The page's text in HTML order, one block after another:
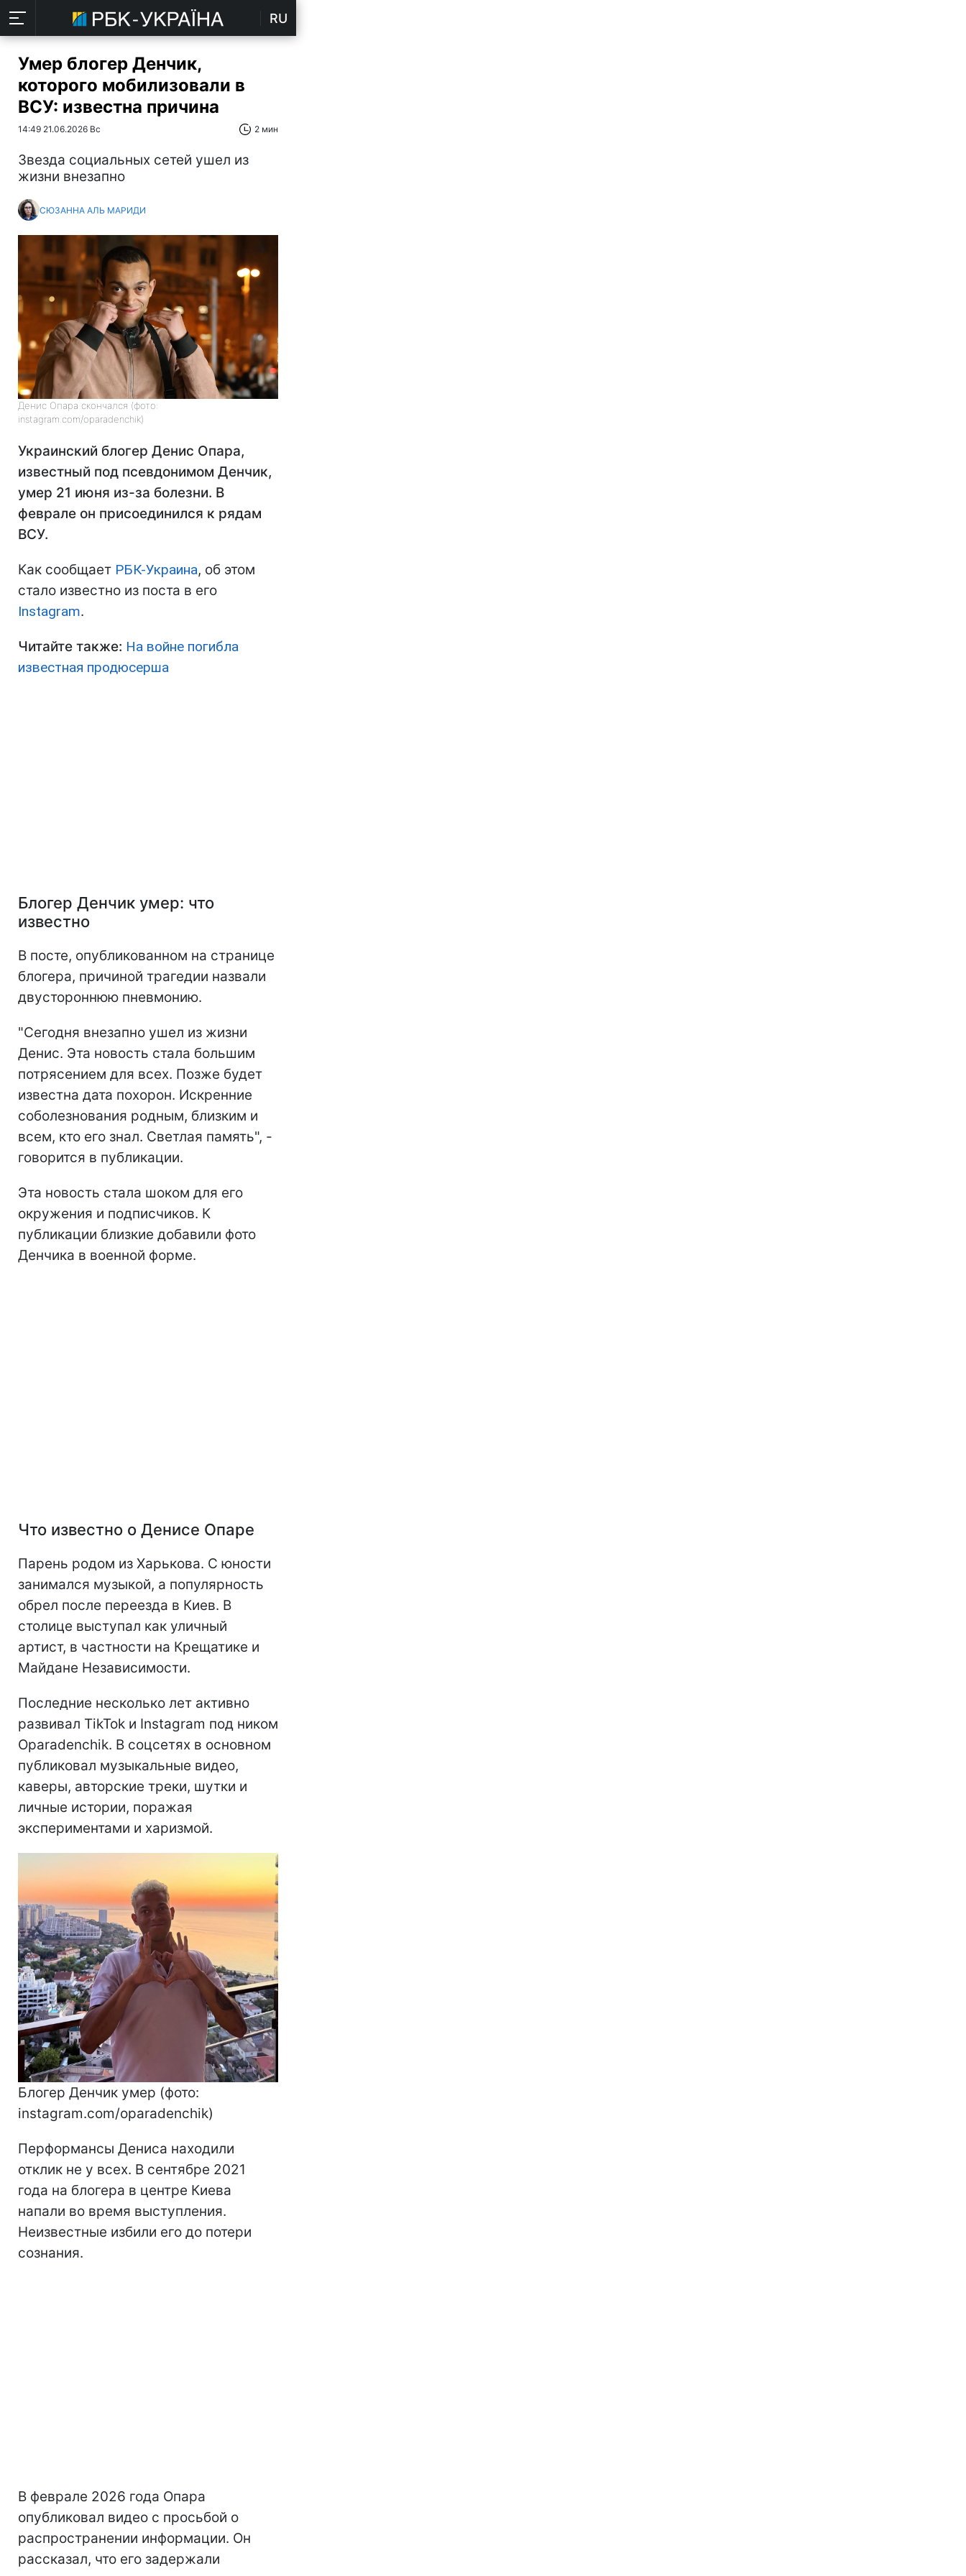
RU
Умер блогер Денчик,
которого мобилизовали в
ВСУ: известна причина
14:49 21.06.2026 Вс 2 мин
Звезда социальных сетей ушел из
жизни внезапно
СЮЗАННА АЛЬ МАРИДИ
Денис Опара скончался (фото:
instagram.com/oparadenchik)
Украинский блогер Денис Опара,
известный под псевдонимом Денчик,
умер 21 июня из-за болезни. В
феврале он присоединился к рядам
ВСУ.
Как сообщает РБК-Украина, об этом
стало известно из поста в его
Instagram.
Читайте также: На войне погибла
известная продюсерша
Блогер Денчик умер: что
известно
В посте, опубликованном на странице
блогера, причиной трагедии назвали
двустороннюю пневмонию.
"Сегодня внезапно ушел из жизни
Денис. Эта новость стала большим
потрясением для всех. Позже будет
известна дата похорон. Искренние
соболезнования родным, близким и
всем, кто его знал. Светлая память", -
говорится в публикации.
Эта новость стала шоком для его
окружения и подписчиков. К
публикации близкие добавили фото
Денчика в военной форме.
Что известно о Денисе Опаре
Парень родом из Харькова. С юности
занимался музыкой, а популярность
обрел после переезда в Киев. В
столице выступал как уличный
артист, в частности на Крещатике и
Майдане Независимости.
Последние несколько лет активно
развивал TikTok и Instagram под ником
Oparadenchik. В соцсетях в основном
публиковал музыкальные видео,
каверы, авторские треки, шутки и
личные истории, поражая
экспериментами и харизмой.
Блогер Денчик умер (фото:
instagram.com/oparadenchik)​​​​​​​
Перформансы Дениса находили
отклик не у всех. В сентябре 2021
года на блогера в центре Киева
напали во время выступления.
Неизвестные избили его до потери
сознания.
В феврале 2026 года Опара
опубликовал видео с просьбой о
распространении информации. Он
рассказал, что его задержали